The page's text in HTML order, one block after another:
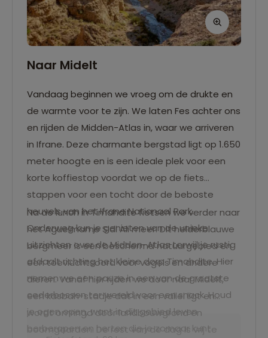
Naar Midelt
Vandaag beginnen we vroeg om de drukte en
de warmte voor te zijn. We laten Fes achter ons
en rijden de Midden-Atlas in, waar we arriveren
in Ifrane. Deze charmante bergstad ligt op 1.650
meter hoogte en is een ideale plek voor een
korte koffiestop voordat we op de fiets
stappen voor een tocht door de beboste
heuvels van het Ifrane Nationaal Park.
Onderweg kun je genieten van de unieke
uitzichten over de Midden-Atlas terwijl je rustig
afdaalt richting het kleine dorp Timahdite. Hier
nemen we een pauze in een van de grootste
cederbossen ter wereld voor een snack. Houd
je ogen open, want in dit gebied leven
berberapen en herten die je zomaar kunt
Na de lunch in Timahdite fietsen we verder naar
het Aguelmame Sidi Ali meer. Dit helderblauwe
bergmeer is een beschermd natuurgebied en
een toevluchtsoord voor vogels en andere
dieren. Vanaf hier rijden we door naar Midelt,
een kasbah-stadje dat in een vallei ligt en
wordt omringd door landbouwgrond en
boomgaarden. De rest van de dag is vrij te